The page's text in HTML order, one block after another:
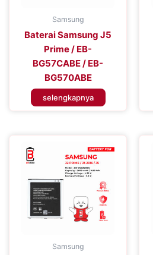
Samsung
Baterai Samsung J5
Prime / EB-
BG57CABE / EB-
BG570ABE
selengkapnya
Samsung